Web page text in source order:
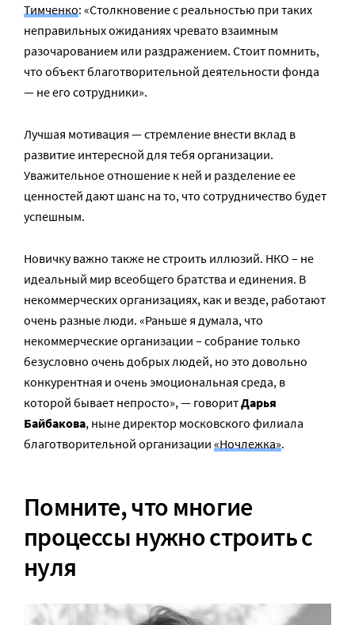
Тимченко: «Столкновение с реальностью при таких
неправильных ожиданиях чревато взаимным
разочарованием или раздражением. Стоит помнить,
что объект благотворительной деятельности фонда
— не его сотрудники».
Лучшая мотивация — стремление внести вклад в
развитие интересной для тебя организации.
Уважительное отношение к ней и разделение ее
ценностей дают шанс на то, что сотрудничество будет
успешным.
Новичку важно также не строить иллюзий. НКО – не
идеальный мир всеобщего братства и единения. В
некоммерческих организациях, как и везде, работают
очень разные люди. «Раньше я думала, что
некоммерческие организации – собрание только
безусловно очень добрых людей, но это довольно
конкурентная и очень эмоциональная среда, в
которой бывает непросто», — говоритДарья
Байбакова, ныне директор московского филиала
благотворительной организации «Ночлежка».
Помните, что многие
процессы нужно строить с
нуля